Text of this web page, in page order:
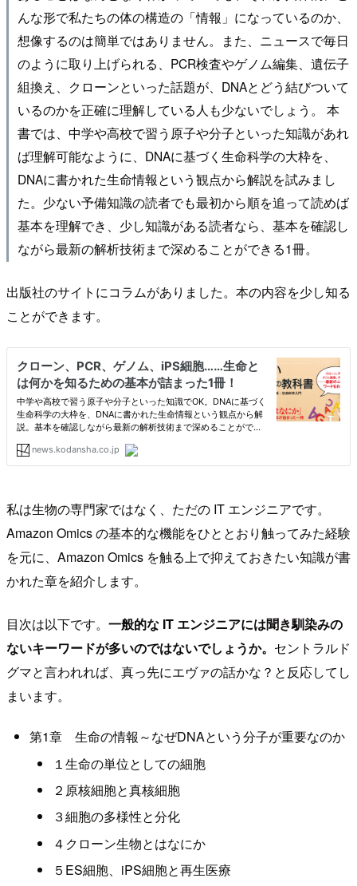
んな形で私たちの体の構造の「情報」になっているのか、
想像するのは簡単ではありません。また、ニュースで毎日
のように取り上げられる、PCR検査やゲノム編集、遺伝子
組換え、クローンといった話題が、DNAとどう結びついて
いるのかを正確に理解している人も少ないでしょう。 本
書では、中学や高校で習う原子や分子といった知識があれ
ば理解可能なように、DNAに基づく生命科学の大枠を、
DNAに書かれた生命情報という観点から解説を試みまし
た。少ない予備知識の読者でも最初から順を追って読めば
基本を理解でき、少し知識がある読者なら、基本を確認し
ながら最新の解析技術まで深めることができる1冊。
出版社のサイトにコラムがありました。本の内容を少し知る
ことができます。
私は生物の専門家ではなく、ただの IT エンジニアです。
Amazon Omics の基本的な機能をひととおり触ってみた経験
を元に、Amazon Omics を触る上で抑えておきたい知識が書
かれた章を紹介します。
目次は以下です。 一般的な IT エンジニアには聞き馴染みの
ないキーワードが多いのではないでしょうか。 セントラルド
グマと言われれば、真っ先にエヴァの話かな？と反応してし
まいます。
第1章 生命の情報～なぜDNAという分子が重要なのか
１生命の単位としての細胞
２原核細胞と真核細胞
３細胞の多様性と分化
４クローン生物とはなにか
５ES細胞、iPS細胞と再生医療